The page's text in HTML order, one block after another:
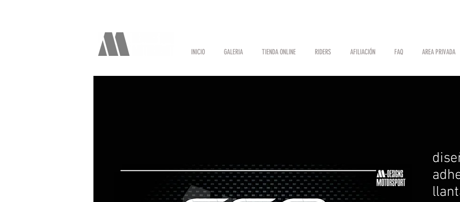
INICIO GALERIA TIENDA ONLINE RIDERS AFILIACIÓN FAQ AREA PRIVADA